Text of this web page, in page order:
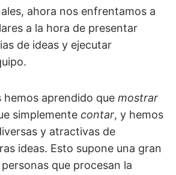
ahora nos enfrentamos a
a la hora de presentar
de ideas y ejecutar
hemos aprendido que mostrar
simplemente contar, y hemos
y atractivas de
ideas. Esto supone una gran
que procesan la